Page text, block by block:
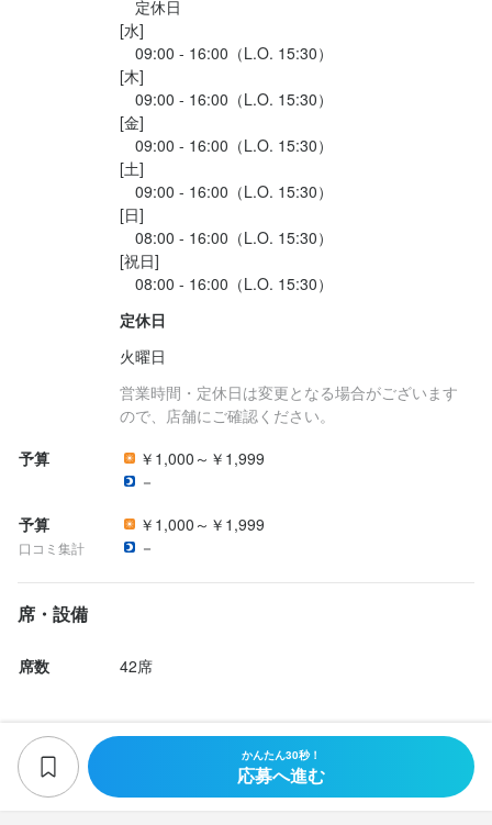
定休日
[水]
09:00 - 16:00（L.O. 15:30）
[木]
09:00 - 16:00（L.O. 15:30）
[金]
09:00 - 16:00（L.O. 15:30）
[土]
09:00 - 16:00（L.O. 15:30）
[日]
08:00 - 16:00（L.O. 15:30）
[祝日]
定休日
火曜日
営業時間・定休日は変更となる場合がございます
ので、店舗にご確認ください。
予算
￥1,000～￥1,999
－
予算
口コミ集計
￥1,000～￥1,999
－
席・設備
席数 42席
かんたん30秒！
応募へ進む
法人名・事業者名
合同会社温故知新玉野
最終更新日2025/11/22